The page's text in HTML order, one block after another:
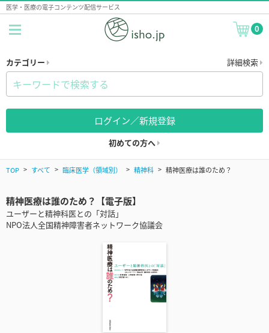
医学・医療の電子コンテンツ配信サービス
0
カテゴリー 詳細検索
ログイン／新規登録
初めての方へ
TOP すべて 臨床医学（領域別） 精神科 精神医療は誰のため？
精神医療は誰のため？【電子版】
ユーザーと精神科医との「対話」
NPO法人全国精神障害者ネットワーク協議会